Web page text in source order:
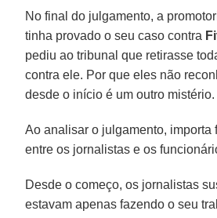
No final do julgamento, a
tinha provado o seu caso contra
pediu ao tribunal que retirasse
contra ele. Por que eles não
desde o início é um outro mistério.
Ao analisar o julgamento, importa
entre os jornalistas e os
Desde o começo, os jornalistas
estavam apenas fazendo o seu